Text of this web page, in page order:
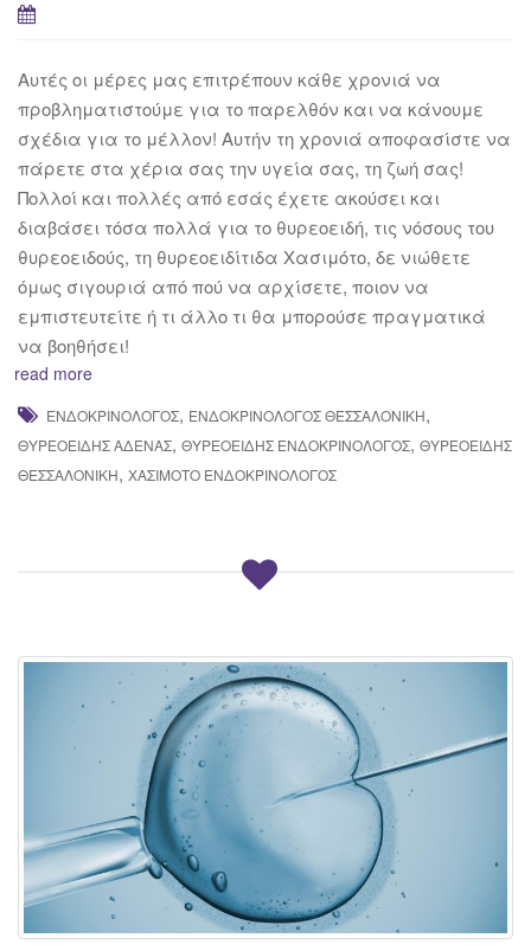
Αυτές οι μέρες μας επιτρέπουν κάθε χρονιά να
προβληματιστούμε για το παρελθόν και να κάνουμε
σχέδια για το μέλλον! Αυτήν τη χρονιά αποφασίστε να
πάρετε στα χέρια σας την υγεία σας, τη ζωή σας!
Πολλoί και πολλές από εσάς έχετε ακούσει και
διαβάσει τόσα πολλά για το θυρεοειδή, τις νόσους του
θυρεοειδούς, τη θυρεοειδίτιδα Χασιμότο, δε νιώθετε
όμως σιγουριά από πού να αρχίσετε, ποιον να
εμπιστευτείτε ή τι άλλο τι θα μπορούσε πραγματικά
να βοηθήσει!
read more
ΕΝΔΟΚΡΙΝΟΛΌΓΟΣ, ΕΝΔΟΚΡΙΝΟΛΌΓΟΣ ΘΕΣΣΑΛΟΝΊΚΗ,
ΘΥΡΕΟΕΙΔΉΣ ΑΔΈΝΑΣ, ΘΥΡΕΟΕΙΔΉΣ ΕΝΔΟΚΡΙΝΟΛΌΓΟΣ, ΘΥΡΕΟΕΙΔΉΣ
ΘΕΣΣΑΛΟΝΙΚΗ, ΧΑΣΙΜΌΤΟ ΕΝΔΟΚΡΙΝΟΛΌΓΟΣ